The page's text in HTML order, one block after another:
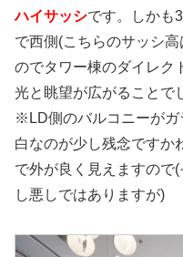
ハイサッシです。しかも
で西側(こちらのサッシ
のでタワー棟のダイレク
光と眺望が広がることで
※LD側のバルコニーがガ
白なのが少し残念ですか
で外が良く見えますので
し悪しではありますが)